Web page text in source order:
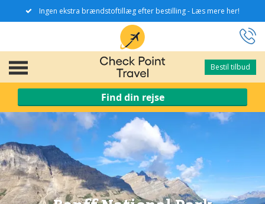
Ingen ekstra brændstoftillæg efter bestilling - Læs mere her!
Bestil tilbud
Bestil tilbud
Find din rejse